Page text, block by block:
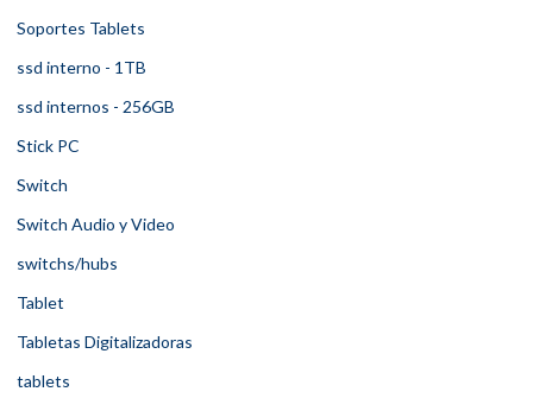
Soportes Tablets
ssd interno - 1TB
ssd internos - 256GB
Stick PC
Switch
Switch Audio y Video
switchs/hubs
Tablet
Tabletas Digitalizadoras
tablets